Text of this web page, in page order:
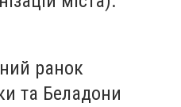
ранок
та Беладони